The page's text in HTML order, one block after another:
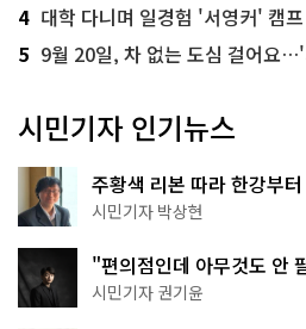
4 대학 다니며 일경험 '서영커' 캠
5 9월 20일, 차 없는 도심 걸어요…'서울
시민기자 인기뉴스
주황색 리본 따라 한강부
서울둘레길 15코스
시민기자 박상현
"편의점인데 아무것도 안
한 편의점의 정체
시민기자 권기윤